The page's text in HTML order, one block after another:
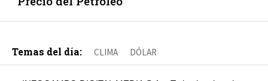
Temas del día: CLIMA DÓLAR